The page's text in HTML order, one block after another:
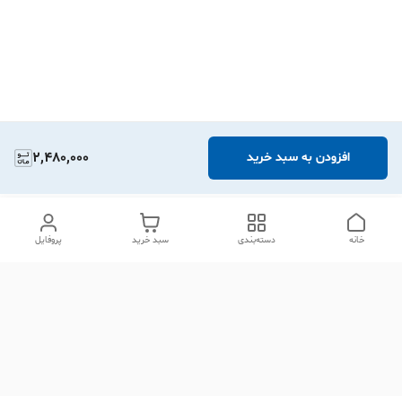
2,480,000 افزودن به سبد خرید
پروفایل سبد خرید دسته‌بندی خانه